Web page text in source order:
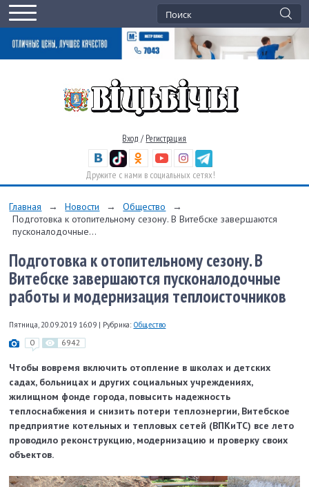
Вход / Регистрация
Дружите с нами в социальных сетях!
Главная → Новости → Общество
→
Подготовка к отопительному сезону. В Витебске завершаются
пусконалодочные...
Подготовка к отопительному сезону. В
Витебске завершаются пусконалодочные
работы и модернизация теплоисточников
Пятница, 20.09.2019 16:09 | Рубрика: Общество
0 6942
Чтобы вовремя включить отопление в школах и детских
садах, больницах и других социальных учреждениях,
жилищном фонде города, повысить надежность
теплоснабжения и снизить потери теплоэнергии, Витебское
предприятие котельных и тепловых сетей (ВПКиТС) все лето
проводило реконструкцию, модернизацию и проверку своих
объектов.